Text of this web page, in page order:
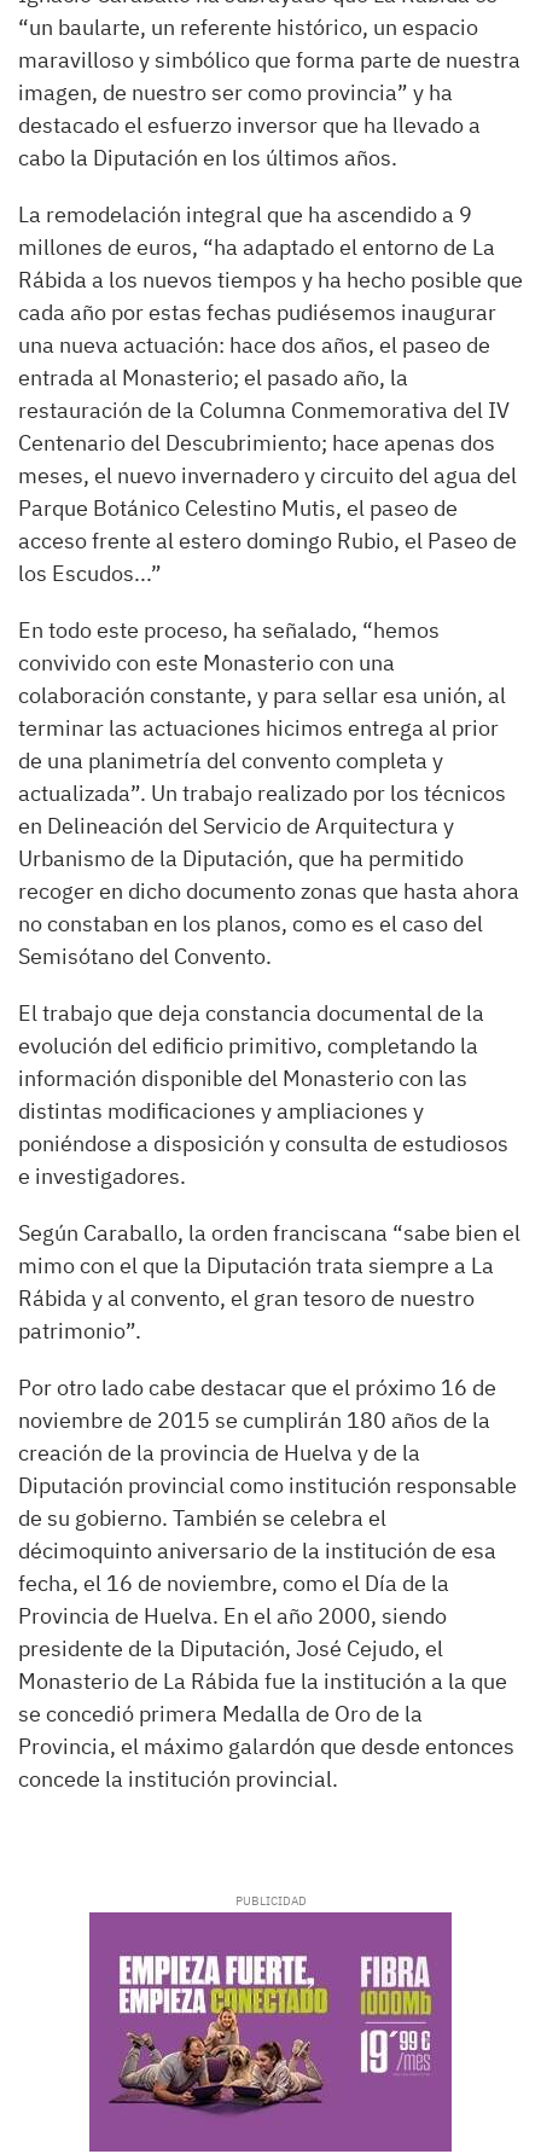
“un baularte, un referente histórico, un espacio
maravilloso y simbólico que forma parte de nuestra
imagen, de nuestro ser como provincia” y ha
destacado el esfuerzo inversor que ha llevado a
cabo la Diputación en los últimos años.
La remodelación integral que ha ascendido a 9
millones de euros, “ha adaptado el entorno de La
Rábida a los nuevos tiempos y ha hecho posible que
cada año por estas fechas pudiésemos inaugurar
una nueva actuación: hace dos años, el paseo de
entrada al Monasterio; el pasado año, la
restauración de la Columna Conmemorativa del IV
Centenario del Descubrimiento; hace apenas dos
meses, el nuevo invernadero y circuito del agua del
Parque Botánico Celestino Mutis, el paseo de
acceso frente al estero domingo Rubio, el Paseo de
los Escudos...”
En todo este proceso, ha señalado, “hemos
convivido con este Monasterio con una
colaboración constante, y para sellar esa unión, al
terminar las actuaciones hicimos entrega al prior
de una planimetría del convento completa y
actualizada”. Un trabajo realizado por los técnicos
en Delineación del Servicio de Arquitectura y
Urbanismo de la Diputación, que ha permitido
recoger en dicho documento zonas que hasta ahora
no constaban en los planos, como es el caso del
Semisótano del Convento.
El trabajo que deja constancia documental de la
evolución del edificio primitivo, completando la
información disponible del Monasterio con las
distintas modificaciones y ampliaciones y
poniéndose a disposición y consulta de estudiosos
e investigadores.
Según Caraballo, la orden franciscana “sabe bien el
mimo con el que la Diputación trata siempre a La
Rábida y al convento, el gran tesoro de nuestro
patrimonio”.
Por otro lado cabe destacar que el próximo 16 de
noviembre de 2015 se cumplirán 180 años de la
creación de la provincia de Huelva y de la
Diputación provincial como institución responsable
de su gobierno. También se celebra el
décimoquinto aniversario de la institución de esa
fecha, el 16 de noviembre, como el Día de la
Provincia de Huelva. En el año 2000, siendo
presidente de la Diputación, José Cejudo, el
Monasterio de La Rábida fue la institución a la que
se concedió primera Medalla de Oro de la
Provincia, el máximo galardón que desde entonces
concede la institución provincial.